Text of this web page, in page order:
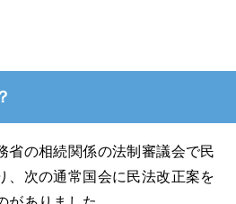
省の相続関係の法制審議会で民
、次の通常国会に民法改正案を